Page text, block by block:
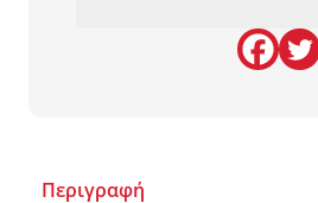
Περιγραφή